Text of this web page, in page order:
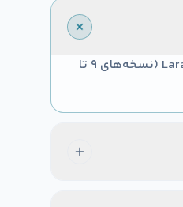
Python (Django، Flask، FastAPI)، Node.js (Express، Nest.js، Next.js) و Laravel (نسخه‌های ۹ تا